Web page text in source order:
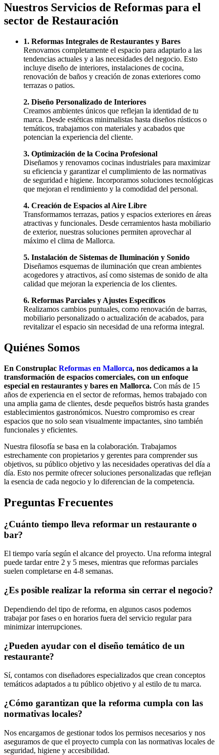
Nuestros Servicios de Reformas para el
sector de Restauración
1. Reformas Integrales de Restaurantes y Bares
Renovamos completamente el espacio para adaptarlo a las
tendencias actuales y a las necesidades del negocio. Esto
incluye diseño de interiores, instalaciones de cocina,
renovación de baños y creación de zonas exteriores como
terrazas o patios.
2. Diseño Personalizado de Interiores
Creamos ambientes únicos que reflejan la identidad de tu
marca. Desde estéticas minimalistas hasta diseños rústicos o
temáticos, trabajamos con materiales y acabados que
potencian la experiencia del cliente.
3. Optimización de la Cocina Profesional
Diseñamos y renovamos cocinas industriales para maximizar
su eficiencia y garantizar el cumplimiento de las normativas
de seguridad e higiene. Incorporamos soluciones tecnológicas
que mejoran el rendimiento y la comodidad del personal.
4. Creación de Espacios al Aire Libre
Transformamos terrazas, patios y espacios exteriores en áreas
atractivas y funcionales. Desde cerramientos hasta mobiliario
de exterior, nuestras soluciones permiten aprovechar al
máximo el clima de Mallorca.
5. Instalación de Sistemas de Iluminación y Sonido
Diseñamos esquemas de iluminación que crean ambientes
acogedores y atractivos, así como sistemas de sonido de alta
calidad que mejoran la experiencia de los clientes.
6. Reformas Parciales y Ajustes Específicos
Realizamos cambios puntuales, como renovación de barras,
mobiliario personalizado o actualización de acabados, para
revitalizar el espacio sin necesidad de una reforma integral.
Quiénes Somos
En Construplac Reformas en Mallorca, nos dedicamos a la
transformación de espacios comerciales, con un enfoque
especial en restaurantes y bares en Mallorca. Con más de 15
años de experiencia en el sector de reformas, hemos trabajado con
una amplia gama de clientes, desde pequeños bistrós hasta grandes
establecimientos gastronómicos. Nuestro compromiso es crear
espacios que no solo sean visualmente impactantes, sino también
funcionales y eficientes.
Nuestra filosofía se basa en la colaboración. Trabajamos
estrechamente con propietarios y gerentes para comprender sus
objetivos, su público objetivo y las necesidades operativas del día a
día. Esto nos permite ofrecer soluciones personalizadas que reflejan
la esencia de cada negocio y lo diferencian de la competencia.
Preguntas Frecuentes
¿Cuánto tiempo lleva reformar un restaurante o
bar?
El tiempo varía según el alcance del proyecto. Una reforma integral
puede tardar entre 2 y 5 meses, mientras que reformas parciales
suelen completarse en 4-8 semanas.
¿Es posible realizar la reforma sin cerrar el negocio?
Dependiendo del tipo de reforma, en algunos casos podemos
trabajar por fases o en horarios fuera del servicio regular para
minimizar interrupciones.
¿Pueden ayudar con el diseño temático de un
restaurante?
Sí, contamos con diseñadores especializados que crean conceptos
temáticos adaptados a tu público objetivo y al estilo de tu marca.
¿Cómo garantizan que la reforma cumpla con las
normativas locales?
Nos encargamos de gestionar todos los permisos necesarios y nos
aseguramos de que el proyecto cumpla con las normativas locales de
seguridad, higiene y accesibilidad.